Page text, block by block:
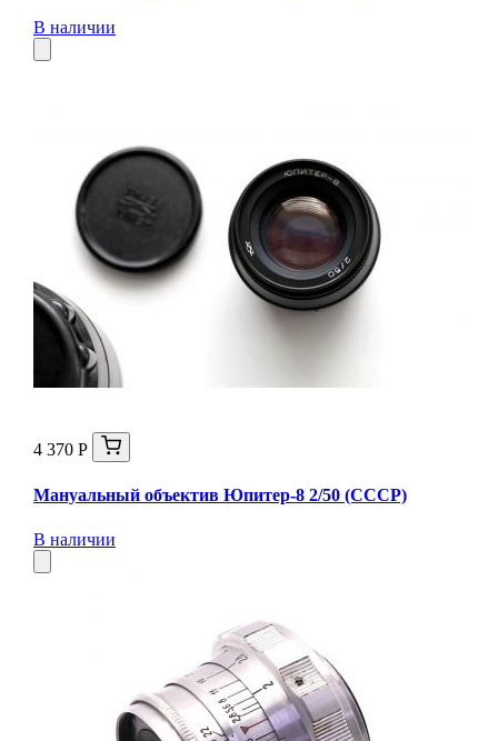
В наличии
4 370 Р
Мануальный объектив Юпитер-8 2/50 (СССР)
В наличии